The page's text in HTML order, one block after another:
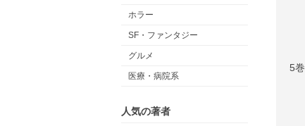
ホラー
SF・ファンタジー
グルメ
医療・病院系
人気の著者
5巻